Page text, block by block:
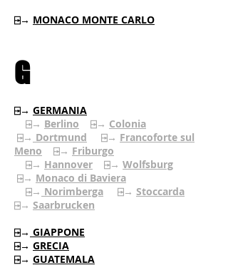
⍈→ MONACO MONTE CARLO
G
⍈→ GERMANIA
⍈→ Berlino ⍈→ Colonia
⍈→ Dortmund ⍈→ Francoforte sul
Meno ⍈→ Friburgo
⍈→ Hannover ⍈→ Wolfsburg
⍈→ Monaco di Baviera
⍈→ Norimberga ⍈→ Stoccarda
⍈→ Saarbrucken
⍈→ GIAPPONE
⍈→ GRECIA
⍈→ GUATEMALA